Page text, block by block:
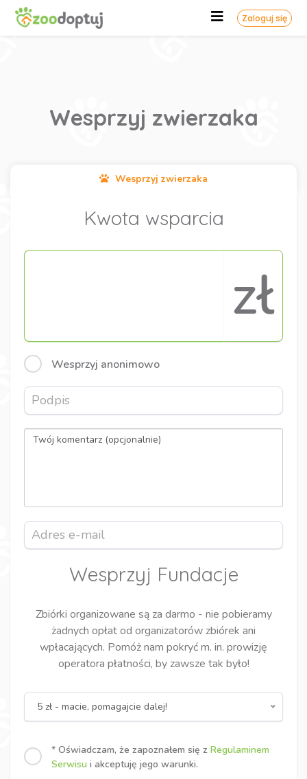
Zaloguj się
Wesprzyj zwierzaka
Wesprzyj zwierzaka
Kwota wsparcia
zł
Wesprzyj anonimowo
Wesprzyj Fundacje
Zbiórki organizowane są za darmo - nie pobieramy
żadnych opłat od organizatorów zbiórek ani
wpłacających. Pomóż nam pokryć m. in. prowizję
operatora płatności, by zawsze tak było!
5 zł - macie, pomagajcie dalej!
* Oświadczam, że zapoznałem się z Regulaminem
Serwisu i akceptuję jego warunki.